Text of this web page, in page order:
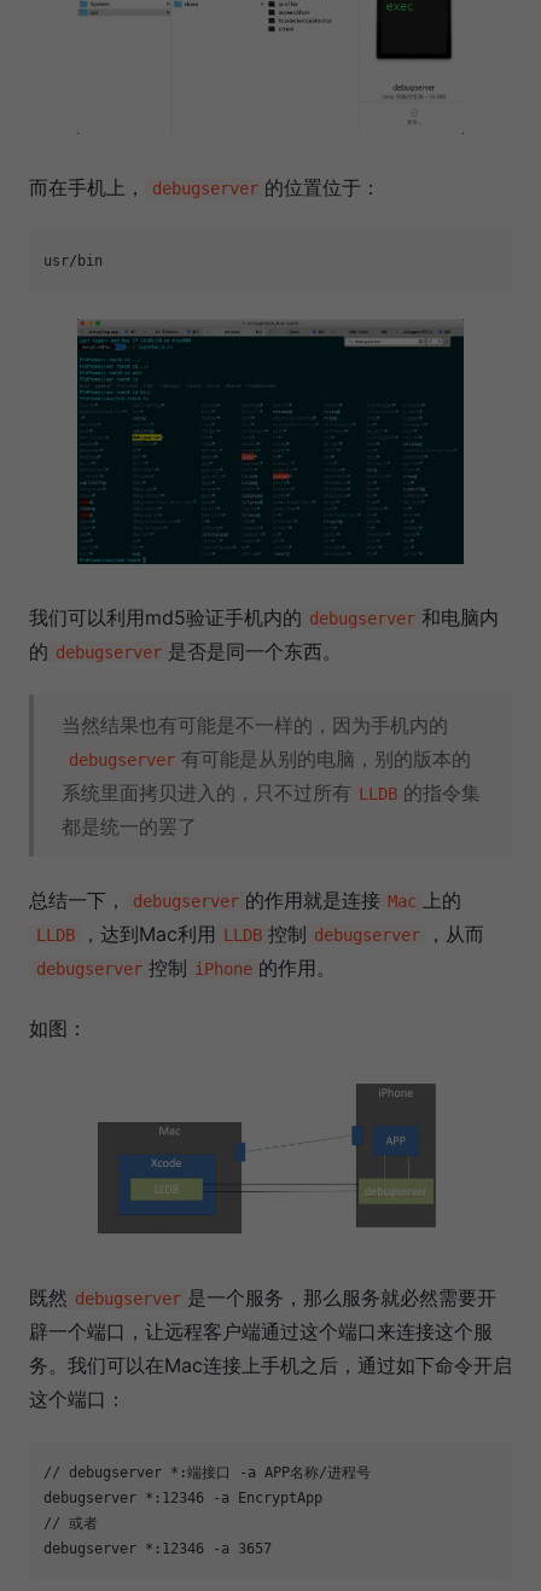
而在手机上， debugserver 的位置位于：
我们可以利用md5验证手机内的 debugserver 和电脑内
的 debugserver 是否是同一个东西。
当然结果也有可能是不一样的，因为手机内的
debugserver 有可能是从别的电脑，别的版本的
系统里面拷贝进入的，只不过所有 LLDB 的指令集
都是统一的罢了
总结一下， debugserver 的作用就是连接 Mac 上的
LLDB ，达到Mac利用 LLDB 控制 debugserver ，从而
debugserver 控制 iPhone 的作用。
如图：
既然 debugserver 是一个服务，那么服务就必然需要开
辟一个端口，让远程客户端通过这个端口来连接这个服
务。我们可以在Mac连接上手机之后，通过如下命令开启
这个端口：
// debugserver *:端接口 -a APP名称/进程号
debugserver *:12346
-a EncryptApp
// 或者
debugserver *:12346
-a